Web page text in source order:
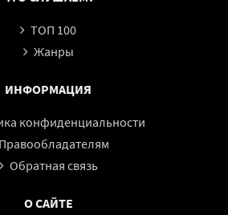
ТОП 100
Жанры
ИНФОРМАЦИЯ
конфиденциальности
Правообладателям
Обратная связь
О САЙТЕ